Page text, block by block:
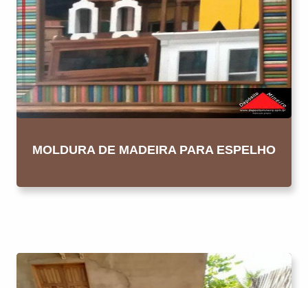
MOLDURA DE MADEIRA PARA ESPELHO